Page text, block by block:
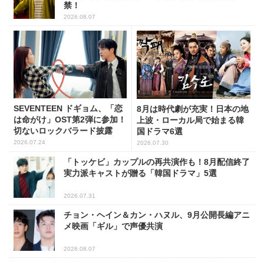
禁！
2026.08.07
SEVENTEEN ドギョム、「恋
は命がけ」OST第2弾に参加！
切ないロックバラード披露
2026.07.24
8月は時代劇が充実！日本の地
上波・ローカル局で始まる韓
国ドラマ6選
2026.07.30
「トッケビ」カップルの再共演作も！8月配信終了
実力派キャストが贈る「韓国ドラマ」5選
2026.07.31
チョン・ヘイン＆カン・ハヌル、9月公開長編アニ
メ映画「ギル」で声優共演
2026.08.07